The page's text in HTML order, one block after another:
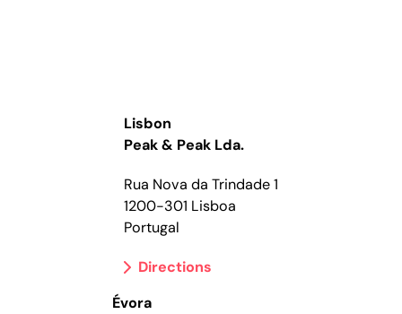
Lisbon
Peak & Peak Lda.
Rua Nova da Trindade 1
1200-301 Lisboa
Portugal
Directions
Évora